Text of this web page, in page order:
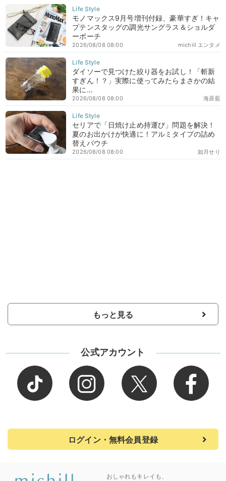
モノマックス9月号増刊付録、豪華すぎ！キャ
プテンスタッグの調光サングラス＆ショルダ
ーポーチ
michill エンタメ
2026/08/08 08:00
ダイソーで見つけた絞り器をお試し！「斬新
すぎん！？」実際に使ってみたらまさかの結
果に…
海原藍
2026/08/08 08:00
セリアで「日焼け止め持運び」問題を解決！
夏のお出かけが快適に！アルミタイプの詰め
替えパウチ
如月せり
2026/08/08 08:00
もっと見る
公式アカウント
ログイン・無料会員登録
おしゃれもキレイも、